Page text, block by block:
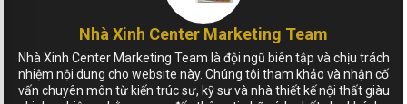
Nhà Xinh Center Marketing Team
Nhà Xinh Center Marketing Team là đội ngũ biên tập và chịu trách
nhiệm nội dung cho website này. Chúng tôi tham khảo và nhận cố
vấn chuyên môn từ kiến trúc sư, kỹ sư và nhà thiết kế nội thất giàu